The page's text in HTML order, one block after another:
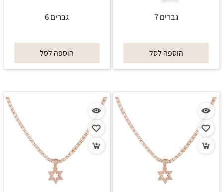
גברים 7
הוספה לסל
גברים 6
הוספה לסל